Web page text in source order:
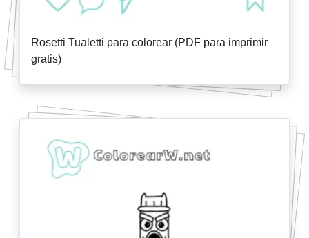
Rosetti Tualetti para colorear (PDF para imprimir
gratis)